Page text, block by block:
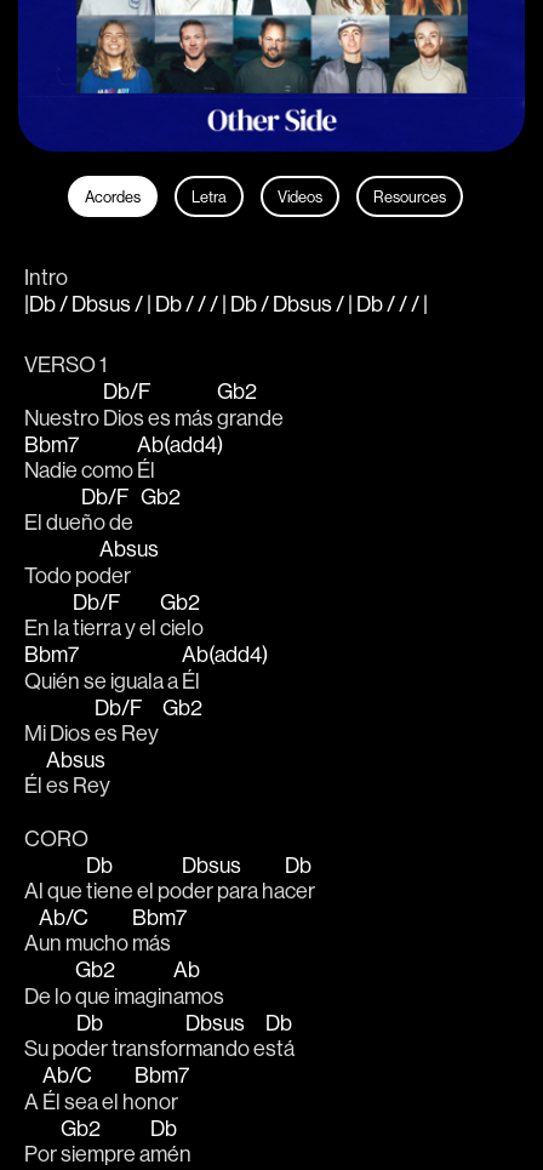
Acordes Letra Videos Resources
Intro
|Db / Dbsus / | Db / / / | Db / Dbsus / | Db / / / |
VERSO 1
Nuestro
Db/F
Dios es más
Gb2
grande
Bbm7
Nadie como
Ab(add4)
Él
El due
Db/F
ño de
Gb2
Todo po
Absus
der
En la
Db/F
tierra y el
Gb2
cielo
Bbm7
Quién se iguala a
Ab(add4)
Él
Mi Dios
Db/F
es Rey
Gb2
Él
Absus
es Rey
CORO
Al que
Db
tiene el po
Dbsus
der para ha
Db
cer
A
Ab/C
un mucho
Bbm7
más
De lo
Gb2
que imagin
Ab
amos
Su po
Db
der transfor
Dbsus
mando e
Db
stá
A
Ab/C
Él sea el h
Bbm7
onor
Por
Gb2
siempre a
Db
mén